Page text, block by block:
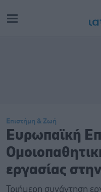
Επιστήμη & Ζωή
Ευρωπαϊκή
εργασίας
Τριήμερη συνάντηση